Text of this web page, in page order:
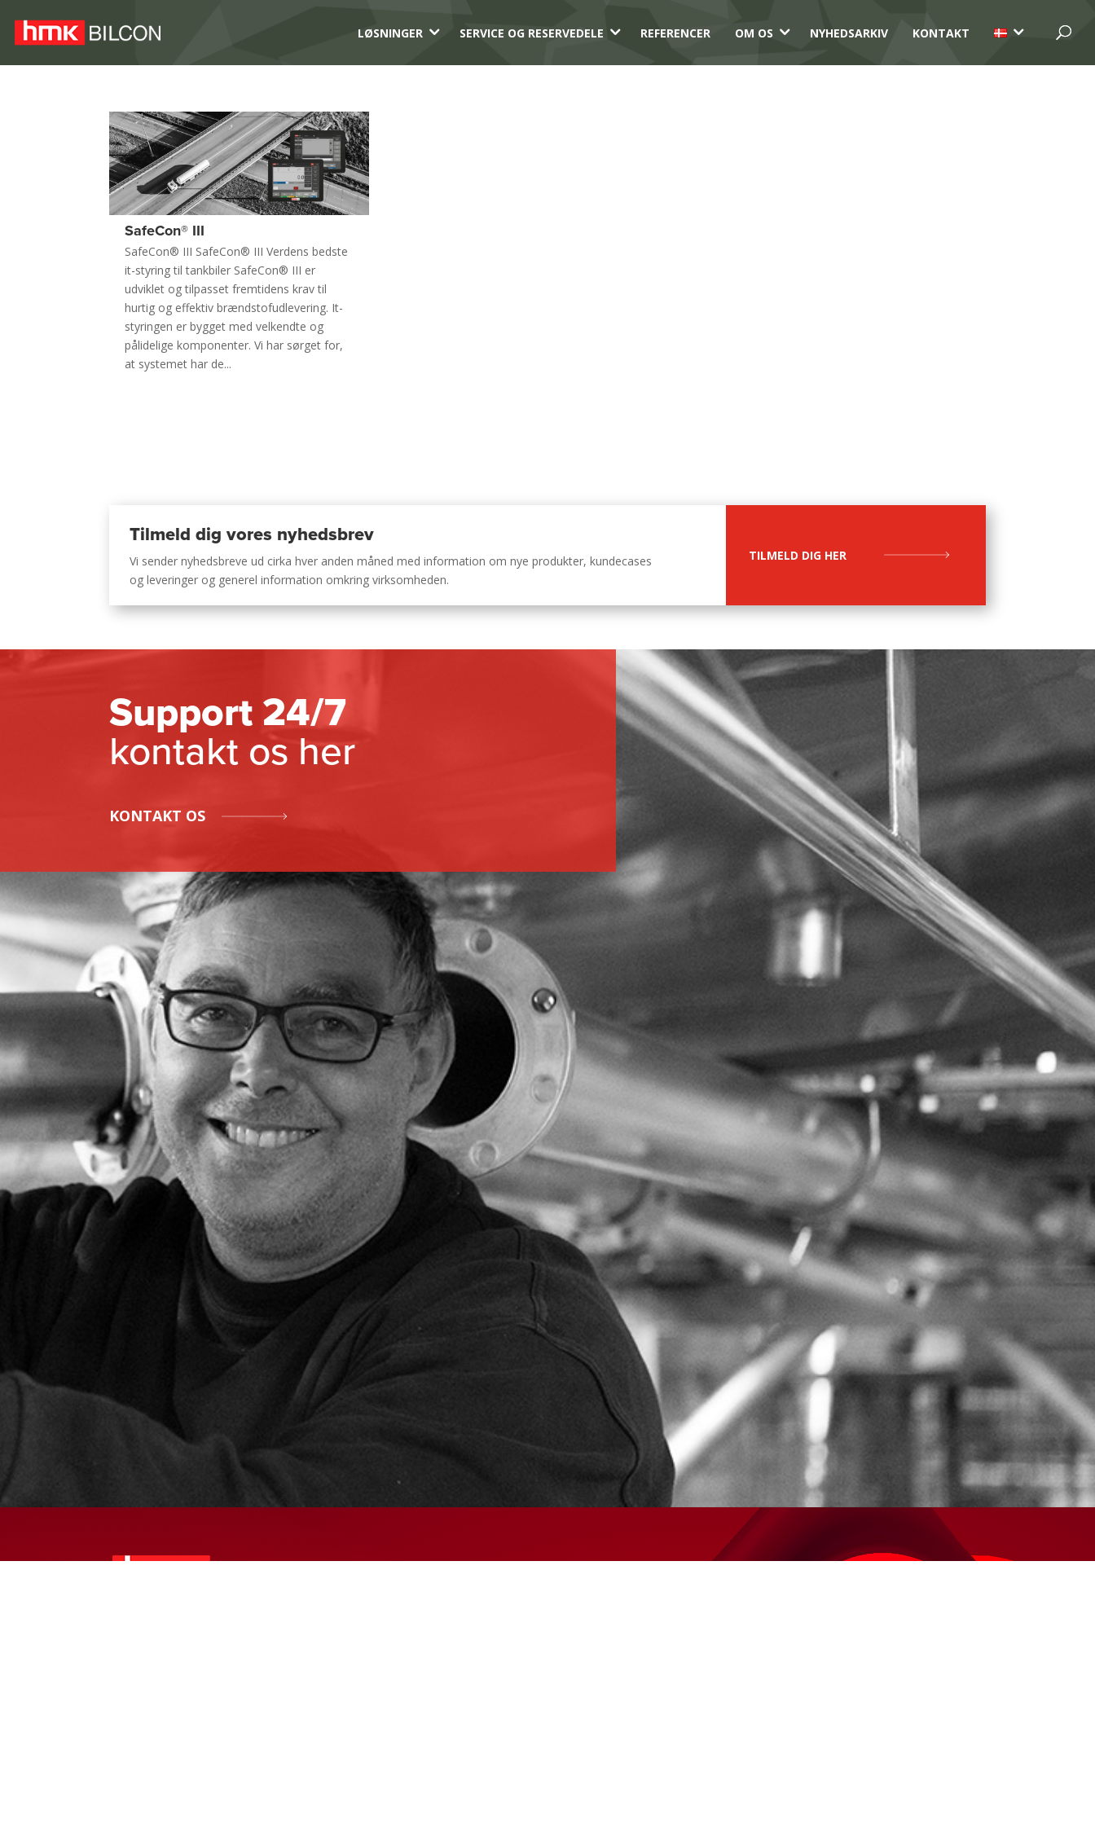
LØSNINGER 3 SERVICE OG RESERVEDELE 3 REFERENCER OM OS 3 NYHEDSARKIV KONTAKT 3
SafeCon® III
SafeCon® III SafeCon® III Verdens bedste
it-styring til tankbiler SafeCon® III er
udviklet og tilpasset fremtidens krav til
hurtig og effektiv brændstofudlevering. It-
styringen er bygget med velkendte og
pålidelige komponenter. Vi har sørget for,
at systemet har de...
Tilmeld dig vores nyhedsbrev
Vi sender nyhedsbreve ud cirka hver anden måned med information om nye produkter, kundecases
og leveringer og generel information omkring virksomheden.
TILMELD DIG HER
Support 24/7
kontakt os her
KONTAKT OS